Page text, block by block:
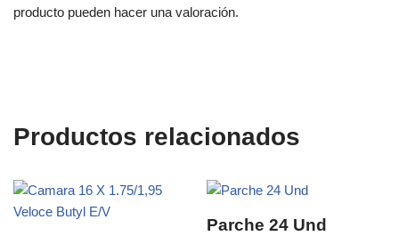
producto pueden hacer una valoración.
Productos relacionados
Parche 24 Und